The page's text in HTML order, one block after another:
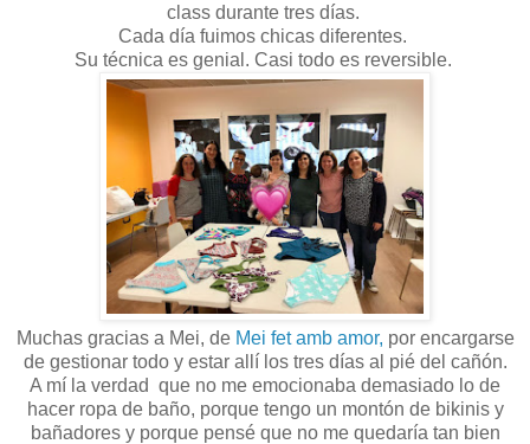
class durante tres días.
Cada día fuimos chicas diferentes.
Su técnica es genial. Casi todo es reversible.
Muchas gracias a Mei, de Mei fet amb amor, por encargarse
de gestionar todo y estar allí los tres días al pié del cañón.
A mí la verdad que no me emocionaba demasiado lo de
hacer ropa de baño, porque tengo un montón de bikinis y
bañadores y porque pensé que no me quedaría tan bien